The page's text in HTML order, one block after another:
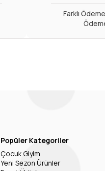
Farklı
Popüler Kategoriler
Çocuk Giyim
Yeni Sezon Ürünler